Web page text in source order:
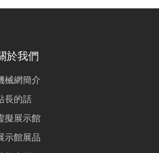
於我們
械網簡介
長的話
擬展示館
示館展品